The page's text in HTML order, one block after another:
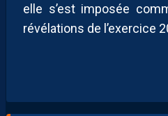
elle s’est imposée
révélations de l’exercice